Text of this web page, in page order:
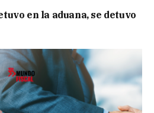
en la aduana, se detuvo